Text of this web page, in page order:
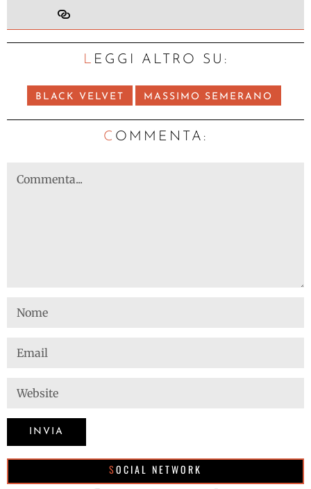
LEGGI ALTRO SU:
BLACK VELVET MASSIMO SEMERANO
C OMMENTA:
SOCIAL NETWORK